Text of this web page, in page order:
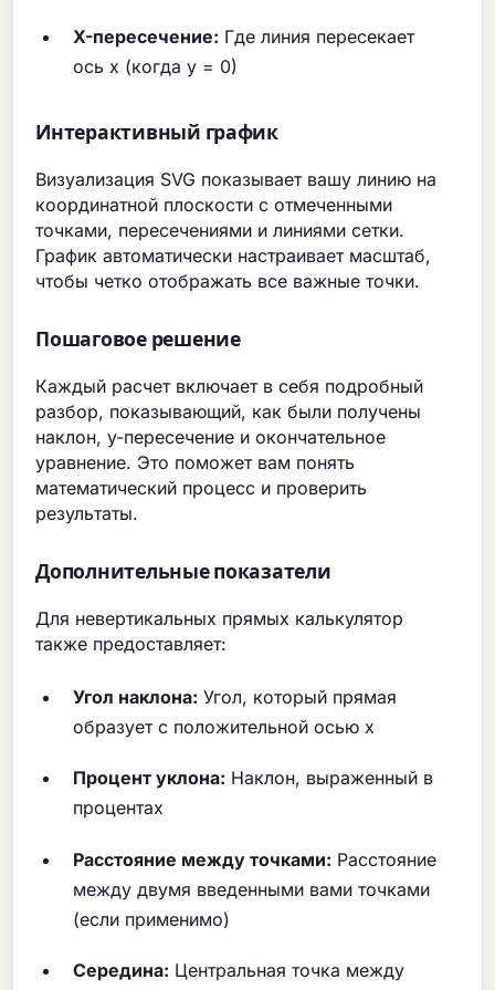
X-пересечение: Где линия пересекает
ось x (когда y = 0)
Интерактивный график
Визуализация SVG показывает вашу линию на
координатной плоскости с отмеченными
точками, пересечениями и линиями сетки.
График автоматически настраивает масштаб,
чтобы четко отображать все важные точки.
Пошаговое решение
Каждый расчет включает в себя подробный
разбор, показывающий, как были получены
наклон, y-пересечение и окончательное
уравнение. Это поможет вам понять
математический процесс и проверить
результаты.
Дополнительные показатели
Для невертикальных прямых калькулятор
также предоставляет:
Угол наклона: Угол, который прямая
образует с положительной осью x
Процент уклона: Наклон, выраженный в
процентах
Расстояние между точками: Расстояние
между двумя введенными вами точками
(если применимо)
Середина: Центральная точка между